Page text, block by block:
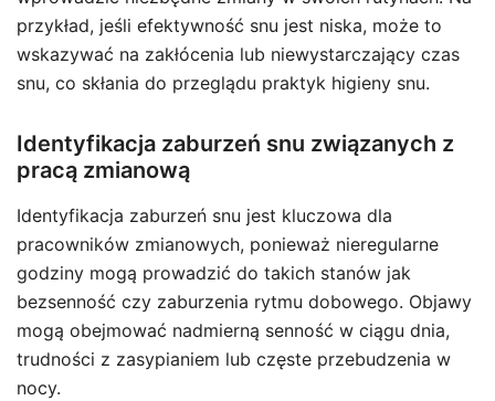
przykład, jeśli efektywność snu jest niska, może to
wskazywać na zakłócenia lub niewystarczający czas
snu, co skłania do przeglądu praktyk higieny snu.
Identyfikacja zaburzeń snu związanych z
pracą zmianową
Identyfikacja zaburzeń snu jest kluczowa dla
pracowników zmianowych, ponieważ nieregularne
godziny mogą prowadzić do takich stanów jak
bezsenność czy zaburzenia rytmu dobowego. Objawy
mogą obejmować nadmierną senność w ciągu dnia,
trudności z zasypianiem lub częste przebudzenia w
nocy.